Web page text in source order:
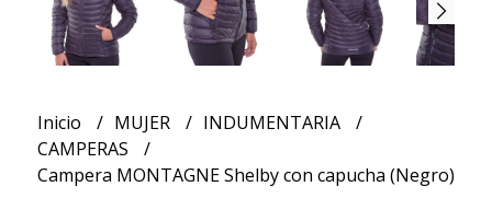
Inicio MUJER
INDUMENTARIA
CAMPERAS
Campera MONTAGNE Shelby con capucha (Negro)